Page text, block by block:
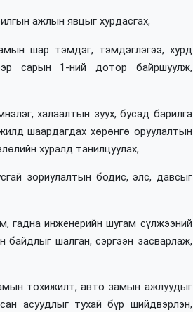
ажлын явцыг хурдасгах,
шар тэмдэг, тэмдэглэгээ, хурд
сарын 1-ний дотор байршуулж,
халаалтын зуух, бусад барилга
шаардагдах хөрөнгө оруулалтын
хуралд танилцуулах,
зориулалтын бодис, элс, давсыг
гадна инженерийн шугам сүлжээний
байдлыг шалган, сэргээн засварлаж,
тохижилт, авто замын ажлуудыг
асуудлыг тухай бүр шийдвэрлэн,